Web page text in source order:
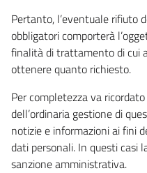
Pertanto, l’eventuale rifiuto
obbligatori comporterà
finalità di trattamento di cui
ottenere quanto richiesto.
Per completezza va
dell’ordinaria gestione di
notizie e informazioni ai fini
dati personali. In questi casi
sanzione amministrativa.